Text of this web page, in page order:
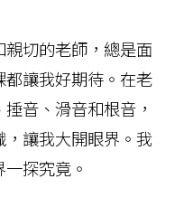
切的老師，總是面
讓我好期待。在老
音、滑音和根音，
讓我大開眼界。我
探究竟。